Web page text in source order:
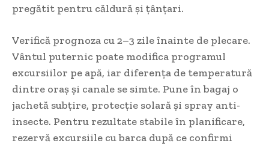
pregătit pentru căldură și țânțari.
Verifică prognoza cu 2–3 zile înainte de plecare.
Vântul puternic poate modifica programul
excursiilor pe apă, iar diferența de temperatură
dintre oraș și canale se simte. Pune în bagaj o
jachetă subțire, protecție solară și spray anti-
insecte. Pentru rezultate stabile în planificare,
rezervă excursiile cu barca după ce confirmi